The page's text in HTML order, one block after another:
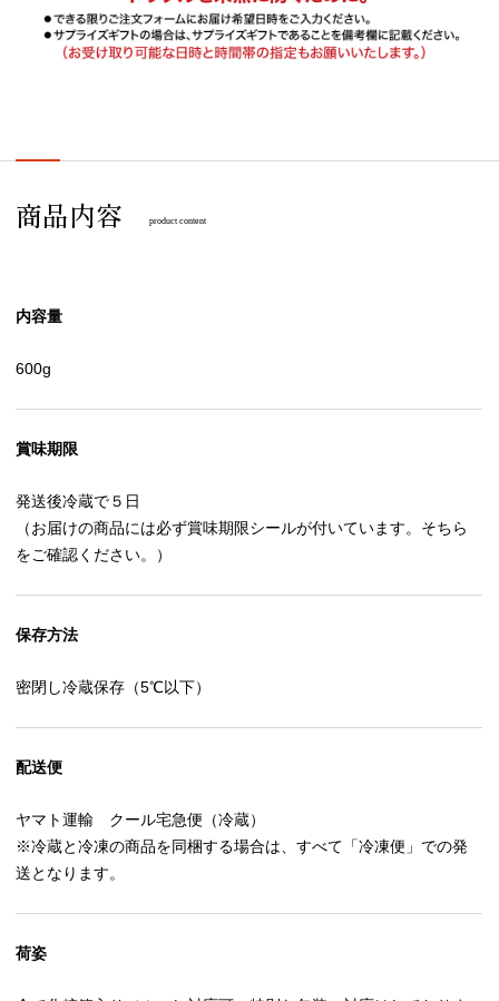
商品内容 product content
内容量
600g
賞味期限
発送後冷蔵で５日
（お届けの商品には必ず賞味期限シールが付いています。そちら
をご確認ください。）
保存方法
密閉し冷蔵保存（5℃以下）
配送便
ヤマト運輸 クール宅急便（冷蔵）
※冷蔵と冷凍の商品を同梱する場合は、すべて「冷凍便」での発
送となります。
荷姿